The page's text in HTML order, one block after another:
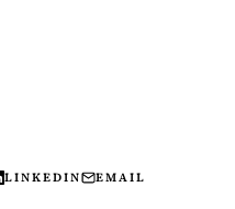
LINKEDIN EMAIL